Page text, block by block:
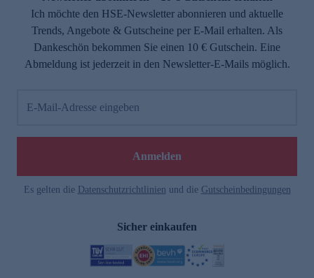
Ich möchte den HSE-Newsletter abonnieren und aktuelle
Trends, Angebote & Gutscheine per E-Mail erhalten. Als
Dankeschön bekommen Sie einen 10 € Gutschein. Eine
Abmeldung ist jederzeit in den Newsletter-E-Mails möglich.
E-Mail-Adresse eingeben
Anmelden
Es gelten die Datenschutzrichtlinien und die Gutscheinbedingungen
Sicher einkaufen